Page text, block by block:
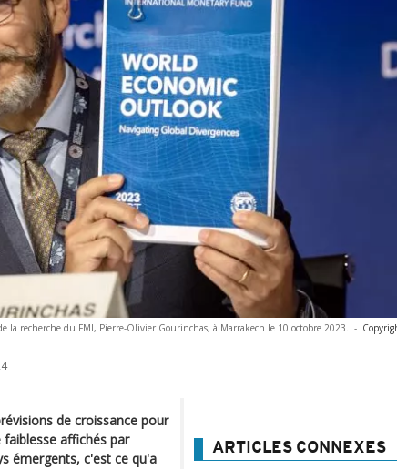
la recherche du FMI, Pierre-Olivier Gourinchas, à Marrakech le 10 octobre 2023. -
de croissance pour
affichés par
émergents, c'est ce qu'a
ARTICLES CONNEXES